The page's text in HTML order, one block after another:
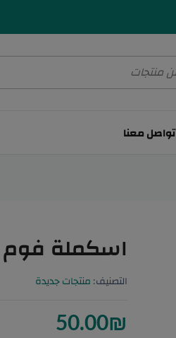
تواصل معنا
اسكملة فوم
التصنيف: منتجات جديدة
50.00₪